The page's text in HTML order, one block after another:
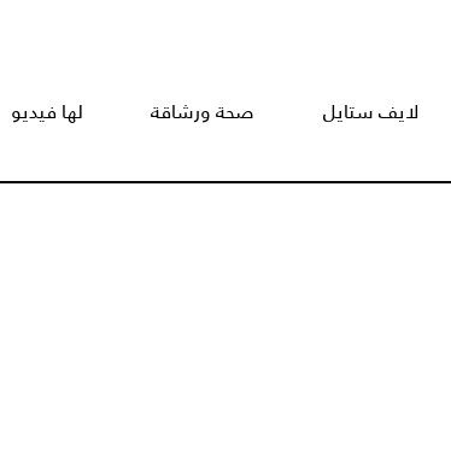
لايف ستايل صحة ورشاقة لها فيديو